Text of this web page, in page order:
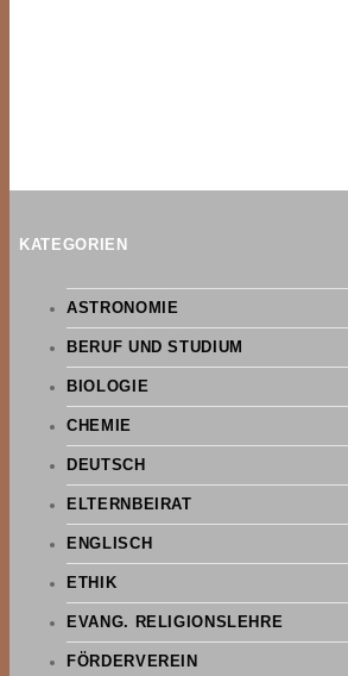
KATEGORIEN
ASTRONOMIE
BERUF UND STUDIUM
BIOLOGIE
CHEMIE
DEUTSCH
ELTERNBEIRAT
ENGLISCH
ETHIK
EVANG. RELIGIONSLEHRE
FÖRDERVEREIN